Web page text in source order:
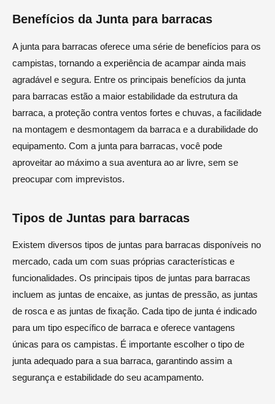
Benefícios da Junta para barracas
A junta para barracas oferece uma série de benefícios para os
campistas, tornando a experiência de acampar ainda mais
agradável e segura. Entre os principais benefícios da junta
para barracas estão a maior estabilidade da estrutura da
barraca, a proteção contra ventos fortes e chuvas, a facilidade
na montagem e desmontagem da barraca e a durabilidade do
equipamento. Com a junta para barracas, você pode
aproveitar ao máximo a sua aventura ao ar livre, sem se
preocupar com imprevistos.
Tipos de Juntas para barracas
Existem diversos tipos de juntas para barracas disponíveis no
mercado, cada um com suas próprias características e
funcionalidades. Os principais tipos de juntas para barracas
incluem as juntas de encaixe, as juntas de pressão, as juntas
de rosca e as juntas de fixação. Cada tipo de junta é indicado
para um tipo específico de barraca e oferece vantagens
únicas para os campistas. É importante escolher o tipo de
junta adequado para a sua barraca, garantindo assim a
segurança e estabilidade do seu acampamento.